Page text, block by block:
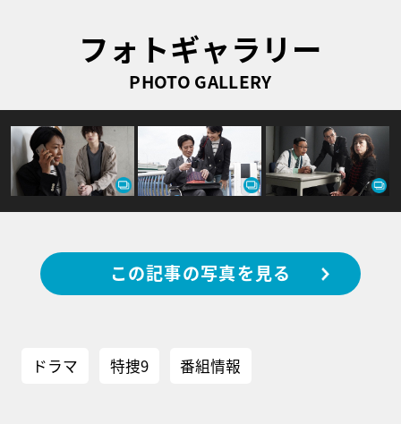
フォトギャラリー
PHOTO GALLERY
この記事の写真を見る
ドラマ 特捜9 番組情報